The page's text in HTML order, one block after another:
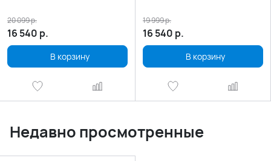
16 540 р.
20 099р.
В корзину
16 540 р.
19 999р.
В корзину
Недавно просмотренные